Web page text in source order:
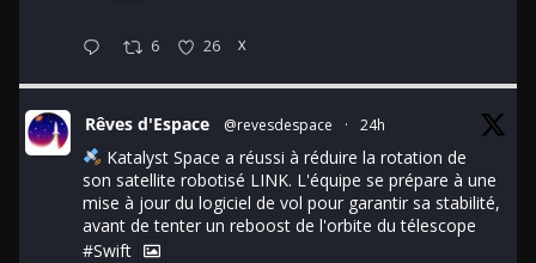
6 26 X
Rêves d'Espace @revesdespace · 24h
Katalyst Space a réussi à réduire la rotation de
son satellite robotisé LINK. L'équipe se prépare à une
mise à jour du logiciel de vol pour garantir sa stabilité,
avant de tenter un reboost de l'orbite du télescope
#Swift